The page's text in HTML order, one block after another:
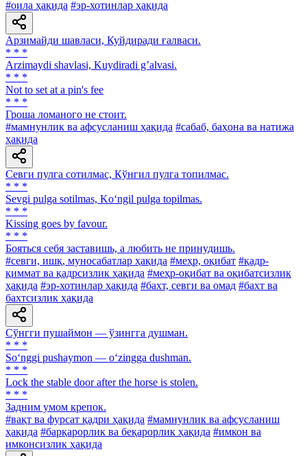
#оила ҳақида #эр-хотинлар ҳақида
Арзимайди шавласи, Куйдиради ғалваси.
* * *
Аrzimaydi shavlasi, Kuydiradi gʼalvasi.
* * *
Not to set at a pin's fee
* * *
Гроша ломаного не стоит.
#мамнунлик ва афсусланиш ҳақида #сабаб, баҳона ва натижа
ҳақида
Севги пулга сотилмас, Кўнгил пулга топилмас.
* * *
Sevgi pulga sotilmas, Ko‘ngil pulga topilmas.
* * *
Kissing goes by favour.
* * *
Бояться себя заставишь, а любить не принудишь.
#севги, ишқ, муносабатлар ҳақида #меҳр, оқибат #қадр-
қиммат ва қадрсизлик ҳақида #меҳр-оқибат ва оқибатсизлик
ҳақида #эр-хотинлар ҳақида #бахт, севги ва омад #бахт ва
бахтсизлик ҳақида
Сўнгги пушаймон — ўзингга душман.
* * *
So‘nggi pushaymon — o‘zingga dushman.
* * *
Lock the stable door after the horse is stolen.
* * *
Задним умом крепок.
#вақт ва фурсат қадри ҳақида #мамнунлик ва афсусланиш
ҳақида #барқарорлик ва беқарорлик ҳақида #имкон ва
имконсизлик ҳақида